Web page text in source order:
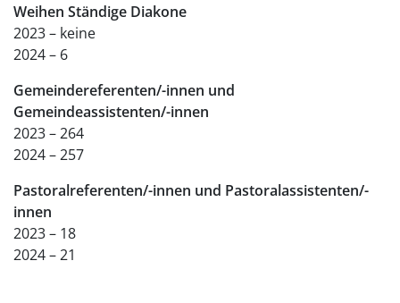
Weihen Ständige Diakone
2023 – keine
2024 – 6
Gemeindereferenten/-innen und
Gemeindeassistenten/-innen
2023 – 264
2024 – 257
Pastoralreferenten/-innen und Pastoralassistenten/-
innen
2023 – 18
2024 – 21